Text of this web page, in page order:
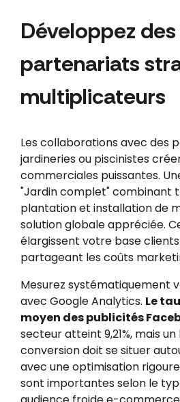
Développez des
partenariats
multiplicateurs
Les collaborations avec des
jardineries ou piscinistes
commerciales puissantes.
"Jardin complet" combinant
plantation et installation de
solution globale appréciée.
élargissent votre base
partageant les coûts
Mesurez systématiquement
avec Google Analytics. Le
moyen des publicités
secteur atteint 9,21%, mais
conversion doit se situer
avec une optimisation
sont importantes selon le